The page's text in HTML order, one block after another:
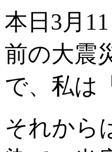
本日3月
前の大震
で、私は
それから